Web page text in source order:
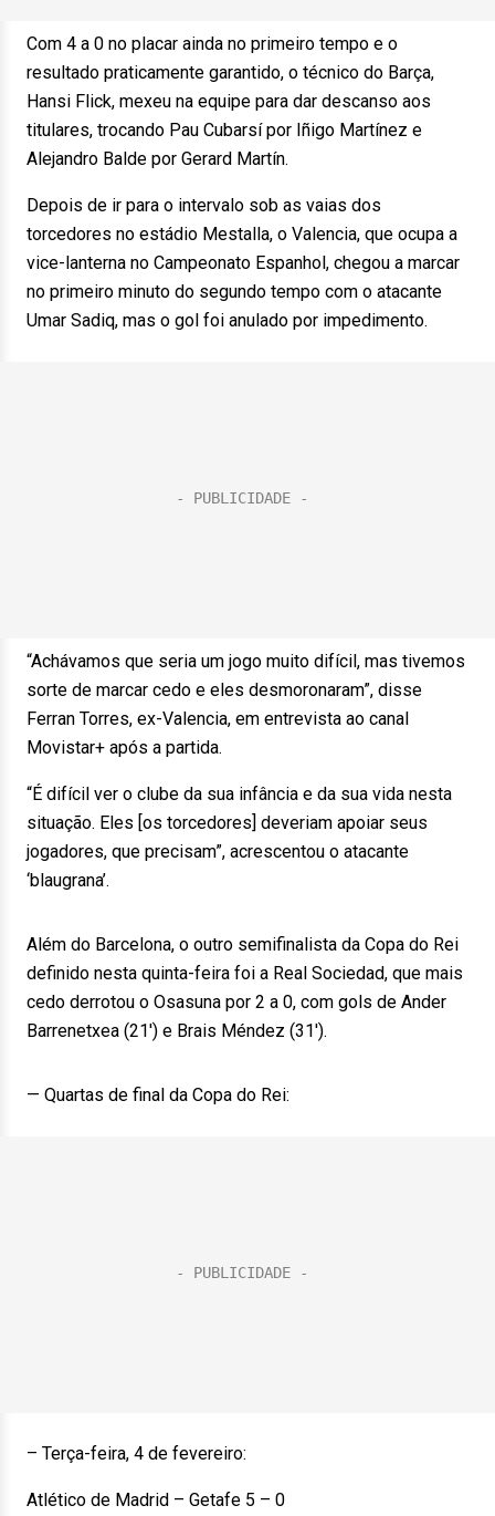
Com 4 a 0 no placar ainda no primeiro tempo e o
resultado praticamente garantido, o técnico do Barça,
Hansi Flick, mexeu na equipe para dar descanso aos
titulares, trocando Pau Cubarsí por Iñigo Martínez e
Alejandro Balde por Gerard Martín.
Depois de ir para o intervalo sob as vaias dos
torcedores no estádio Mestalla, o Valencia, que ocupa a
vice-lanterna no Campeonato Espanhol, chegou a marcar
no primeiro minuto do segundo tempo com o atacante
Umar Sadiq, mas o gol foi anulado por impedimento.
“Achávamos que seria um jogo muito difícil, mas tivemos
sorte de marcar cedo e eles desmoronaram”, disse
Ferran Torres, ex-Valencia, em entrevista ao canal
Movistar+ após a partida.
“É difícil ver o clube da sua infância e da sua vida nesta
situação. Eles [os torcedores] deveriam apoiar seus
jogadores, que precisam”, acrescentou o atacante
‘blaugrana’.
Além do Barcelona, o outro semifinalista da Copa do Rei
definido nesta quinta-feira foi a Real Sociedad, que mais
cedo derrotou o Osasuna por 2 a 0, com gols de Ander
Barrenetxea (21′) e Brais Méndez (31′).
— Quartas de final da Copa do Rei:
– Terça-feira, 4 de fevereiro:
Atlético de Madrid – Getafe 5 – 0